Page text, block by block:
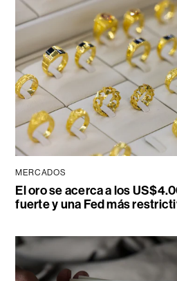
MERCADOS
El oro se acerca a los
fuerte y una Fed más